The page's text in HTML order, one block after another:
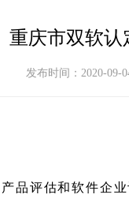
重庆市双软认
发布时间：2020-09-
品评估和软件企